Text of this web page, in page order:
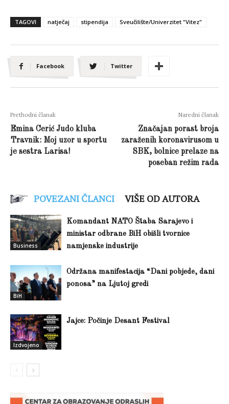
TAGOVI natječaj stipendija Sveučilište/Univerzitet "Vitez"
Facebook Twitter
Prethodni članak
Emina Cerić Judo kluba
Travnik: Moj uzor u sportu
je sestra Larisa!
Naredni članak
Značajan porast broja
zaraženih koronavirusom u
SBK, bolnice prelaze na
poseban režim rada
POVEZANI ČLANCI VIŠE OD AUTORA
Business
Komandant NATO Štaba Sarajevo i
ministar odbrane BiH obišli tvornice
namjenske industrije
BiH
Održana manifestacija “Dani pobjede, dani
ponosa” na Ljutoj gredi
Izdvojeno
Jajce: Počinje Desant Festival